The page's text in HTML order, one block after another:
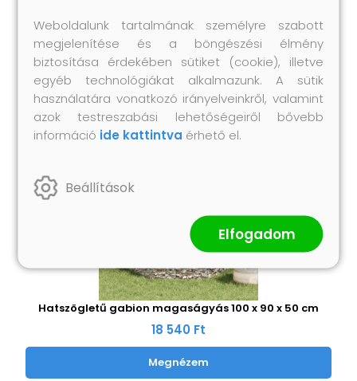
Hasonló termékek
Hatszögletű gabion magaságyás 100 x 90 x 50 cm
18 540 Ft
Megnézem
Weboldalunk tartalmának személyre szabott
megjelenítése és a böngészési élmény
biztosítása érdekében sütiket (cookie), illetve
egyéb technológiákat alkalmazunk. A sütik
használatára vonatkozó irányelveinkről, valamint
azok testreszabási lehetőségeiről bővebb
információ ide kattintva érhető el.
Beállítások
Elfogadom